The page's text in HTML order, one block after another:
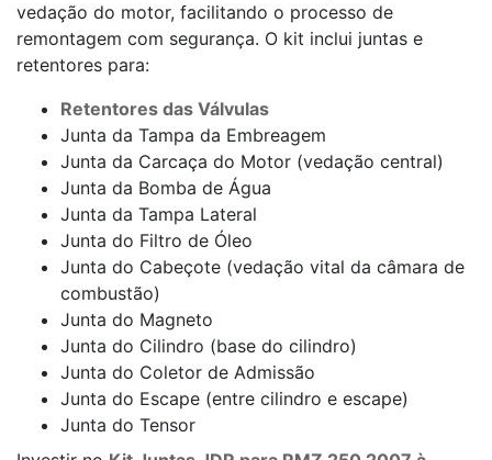
vedação do motor, facilitando o processo de
remontagem com segurança. O kit inclui juntas e
retentores para:
Retentores das Válvulas
Junta da Tampa da Embreagem
Junta da Carcaça do Motor (vedação central)
Junta da Bomba de Água
Junta da Tampa Lateral
Junta do Filtro de Óleo
Junta do Cabeçote (vedação vital da câmara de
combustão)
Junta do Magneto
Junta do Cilindro (base do cilindro)
Junta do Coletor de Admissão
Junta do Escape (entre cilindro e escape)
Junta do Tensor